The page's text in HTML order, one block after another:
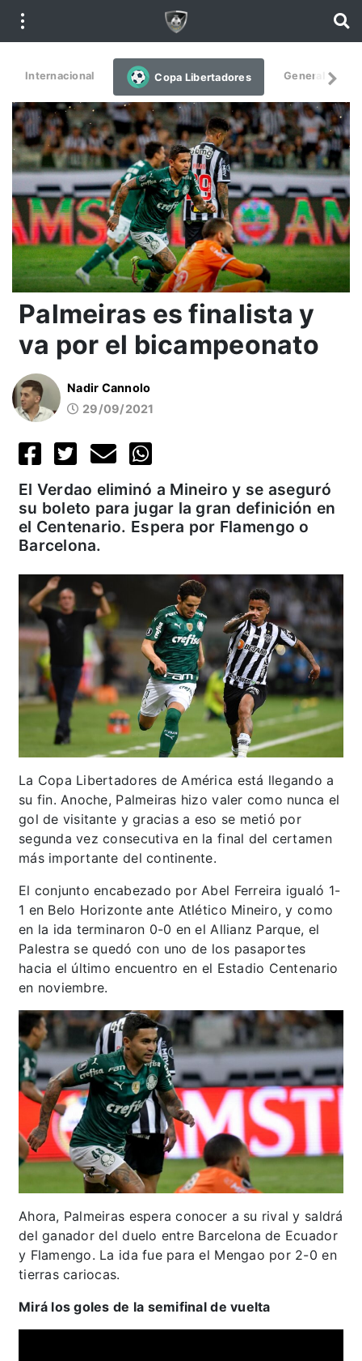
Internacional Copa Libertadores General
Palmeiras es finalista y
va por el bicampeonato
Nadir Cannolo
29/09/2021
El Verdao eliminó a Mineiro y se aseguró
su boleto para jugar la gran definición en
el Centenario. Espera por Flamengo o
Barcelona.
La Copa Libertadores de América está llegando a
su fin. Anoche, Palmeiras hizo valer como nunca el
gol de visitante y gracias a eso se metió por
segunda vez consecutiva en la final del certamen
más importante del continente.
El conjunto encabezado por Abel Ferreira igualó 1-
1 en Belo Horizonte ante Atlético Mineiro, y como
en la ida terminaron 0-0 en el Allianz Parque, el
Palestra se quedó con uno de los pasaportes
hacia el último encuentro en el Estadio Centenario
en noviembre.
Ahora, Palmeiras espera conocer a su rival y saldrá
del ganador del duelo entre Barcelona de Ecuador
y Flamengo. La ida fue para el Mengao por 2-0 en
tierras cariocas.
Mirá los goles de la semifinal de vuelta